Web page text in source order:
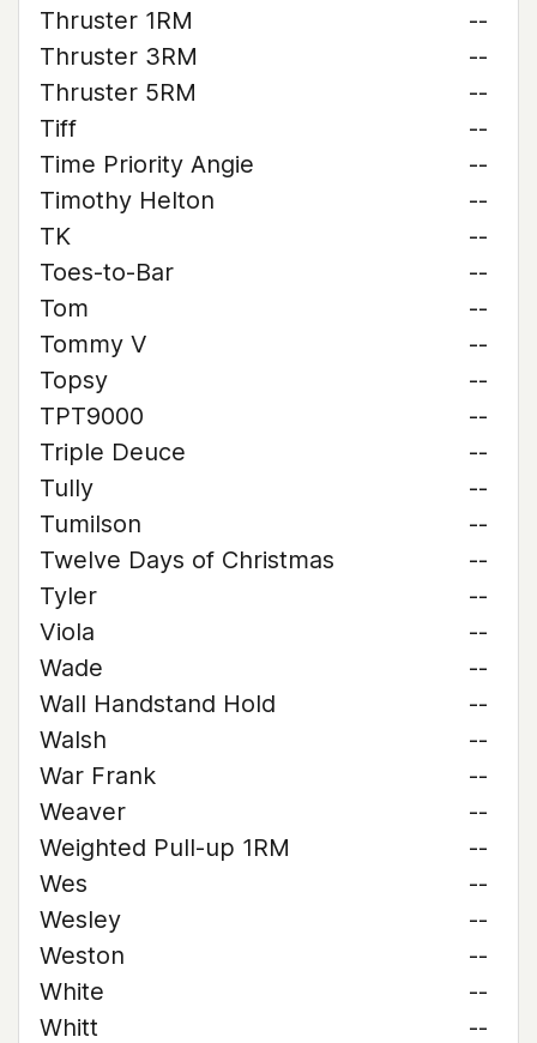
Thruster 1RM
--
Thruster 3RM
--
Thruster 5RM
--
Tiff
--
Time Priority Angie
--
Timothy Helton
--
TK
--
Toes-to-Bar
--
Tom
--
Tommy V
--
Topsy
--
TPT9000
--
Triple Deuce
--
Tully
--
Tumilson
--
Twelve Days of Christmas
--
Tyler
--
Viola
--
Wade
--
Wall Handstand Hold
--
Walsh
--
War Frank
--
Weaver
--
Weighted Pull-up 1RM
--
Wes
--
Wesley
--
Weston
--
White
--
Whitt
--